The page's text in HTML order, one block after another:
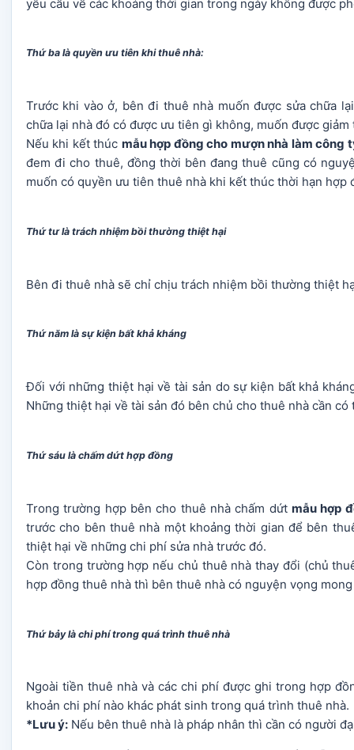
yêu cầu về các khoảng thời gian trong ngày không được
Thứ ba là quyền ưu tiên khi thuê nhà:
Trước khi vào ở, bên đi thuê nhà muốn được sửa chữa
chữa lại nhà đó có được ưu tiên gì không, muốn được
Nếu khi kết thúc mẫu hợp đồng cho mượn nhà làm công
đem đi cho thuê, đồng thời bên đang thuê cũng có
muốn có quyền ưu tiên thuê nhà khi kết thúc thời hạn hợp
Thứ tư là trách nhiệm bồi thường thiệt hại
Bên đi thuê nhà sẽ chỉ chịu trách nhiệm bồi thường thiệt
Thứ năm là sự kiện bất khả kháng
Đối với những thiệt hại về tài sản do sự kiện bất khả
Những thiệt hại về tài sản đó bên chủ cho thuê nhà cần
Thứ sáu là chấm dứt hợp đồng
Trong trường hợp bên cho thuê nhà chấm dứt mẫu hợp
trước cho bên thuê nhà một khoảng thời gian để bên
thiệt hại về những chi phí sửa nhà trước đó.
Còn trong trường hợp nếu chủ thuê nhà thay đổi (chủ
hợp đồng thuê nhà thì bên thuê nhà có nguyện vọng
Thứ bảy là chi phí trong quá trình thuê nhà
Ngoài tiền thuê nhà và các chi phí được ghi trong hợp
khoản chi phí nào khác phát sinh trong quá trình thuê nhà.
*Lưu ý: Nếu bên thuê nhà là pháp nhân thì cần có người